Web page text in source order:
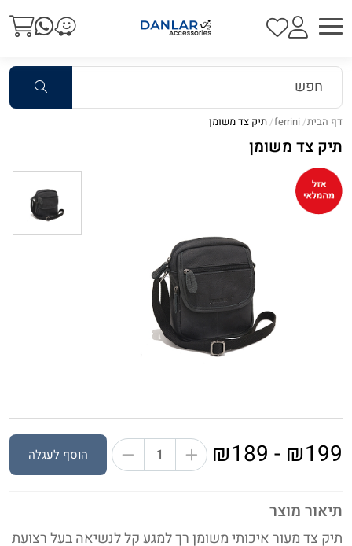
דף הבית ferrini תיק צד משומן
תיק צד משומן
תיאור מוצר
תיק צד מעור איכותי משומן רך למגע קל לנשיאה בעל רצועת
₪199 - ₪189 הוסף לעגלה